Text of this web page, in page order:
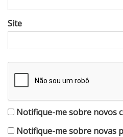
Site
Notifique-me sobre novos
Notifique-me sobre novas